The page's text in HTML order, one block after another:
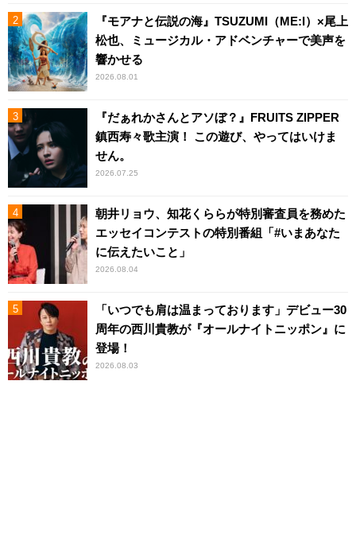
『モアナと伝説の海』TSUZUMI（ME:I）×尾上
松也、ミュージカル・アドベンチャーで美声を
響かせる
2026.08.01
『だぁれかさんとアソぼ？』FRUITS ZIPPER
鎮西寿々歌主演！ この遊び、やってはいけま
せん。
2026.07.25
朝井リョウ、知花くららが特別審査員を務めた
エッセイコンテストの特別番組「#いまあなた
に伝えたいこと」
2026.08.04
「いつでも肩は温まっております」デビュー30
周年の西川貴教が『オールナイトニッポン』に
登場！
2026.08.03